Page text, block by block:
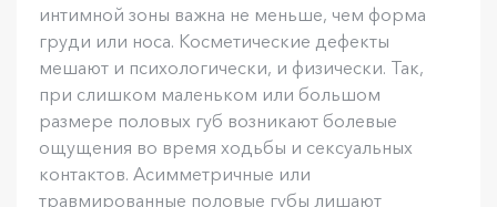
интимной зоны важна не меньше, чем форма
груди или носа. Косметические дефекты
мешают и психологически, и физически. Так,
при слишком маленьком или большом
размере половых губ возникают болевые
ощущения во время ходьбы и сексуальных
контактов. Асимметричные или
травмированные половые губы лишают